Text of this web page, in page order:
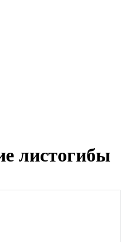
листогибы